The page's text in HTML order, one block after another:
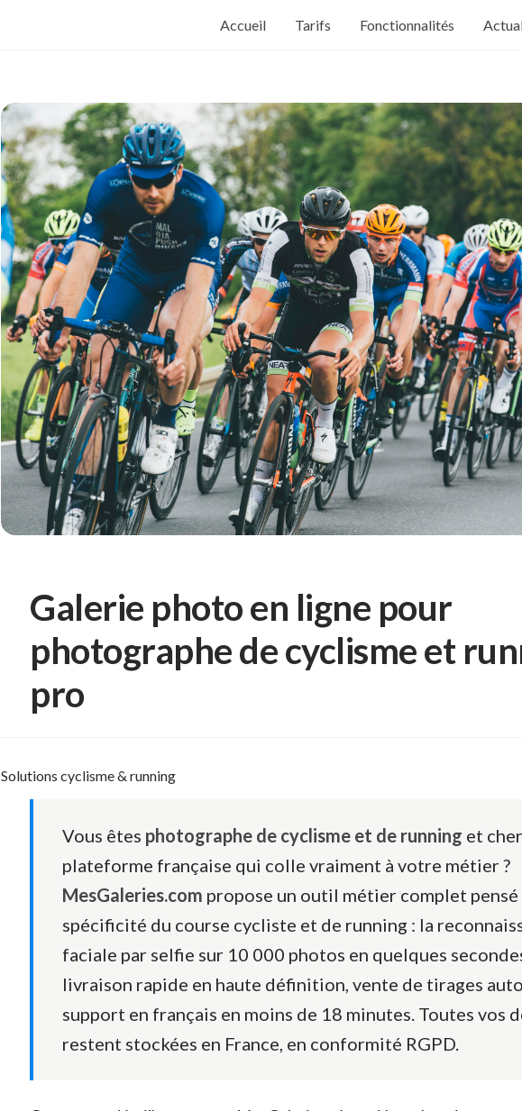
Accueil Tarifs Fonctionnalités
Galerie photo en ligne pour
photographe de cyclisme et
pro
Solutions cyclisme & running
Vous êtes photographe de cyclisme et de running et
plateforme française qui colle vraiment à votre métier ?
MesGaleries.com propose un outil métier complet pensé
spécificité du course cycliste et de running : la
faciale par selfie sur 10 000 photos en quelques
livraison rapide en haute définition, vente de tirages
support en français en moins de 18 minutes. Toutes vos
restent stockées en France, en conformité RGPD.